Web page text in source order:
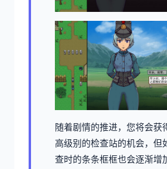
随着剧情的推进，您将会获
高级别的检查站的机会，但
查时的条条框框也会逐渐增